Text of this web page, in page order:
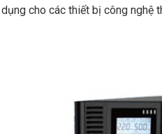
cho các thiết bị công nghệ